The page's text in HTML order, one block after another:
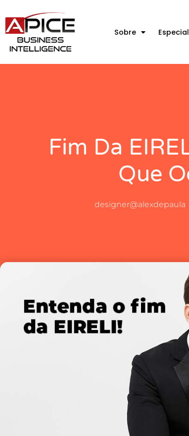
Sobre
Fim Da
Que
designer@alexdepaula